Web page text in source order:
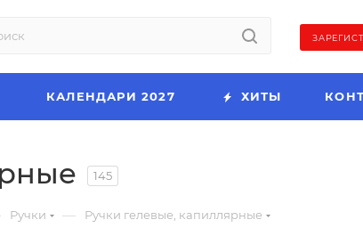
КАЛЕНДАРИ 2027 ХИТЫ
145
Ручки — Ручки гелевые, капиллярные